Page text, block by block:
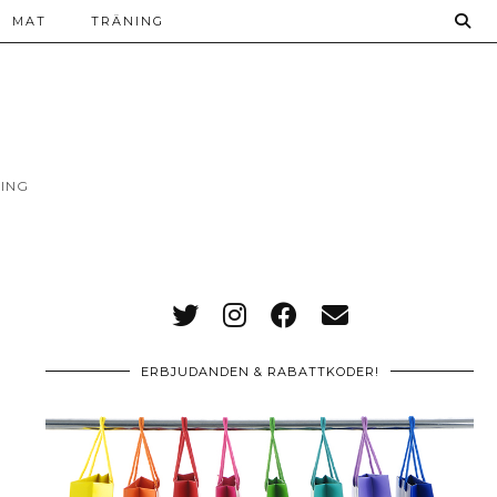
MAT TRÄNING
ERBJUDANDEN & RABATTKODER!